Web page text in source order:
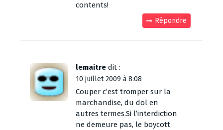
contents!
Répondre
lemaitre dit :
10 juillet 2009 à 8:08
Couper c’est tromper sur la
marchandise, du dol en
autres termes.Si l’interdiction
ne demeure pas, le boycott